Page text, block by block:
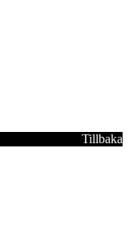
Tillbaka